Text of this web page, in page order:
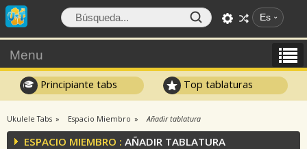
Es
Menu
Principiante tabs Top tablaturas
Ukulele Tabs Espacio Miembro Añadir tablatura
ESPACIO MIEMBRO : AÑADIR TABLATURA